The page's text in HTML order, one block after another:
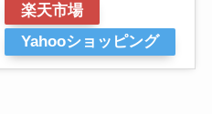
楽天市場
Yahooショッピング